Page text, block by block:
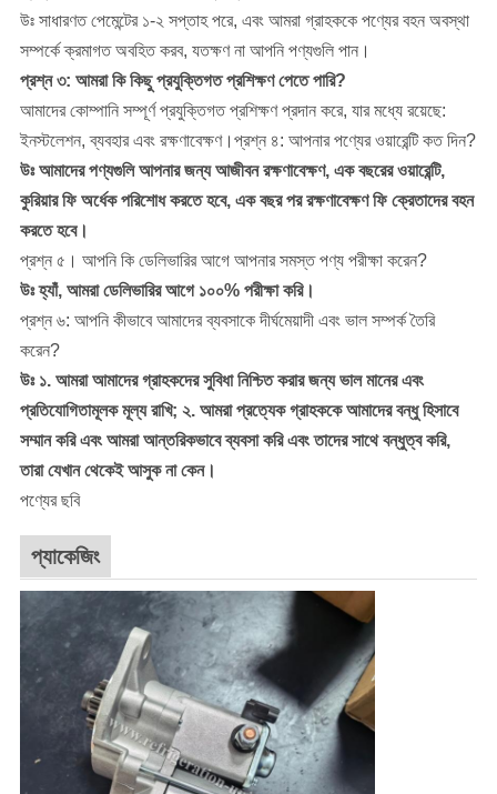
উঃ সাধারণত পেমেন্টের ১-২ সপ্তাহ পরে, এবং আমরা গ্রাহককে পণ্যের বহন অবস্থা
সম্পর্কে ক্রমাগত অবহিত করব, যতক্ষণ না আপনি পণ্যগুলি পান।
প্রশ্ন ৩: আমরা কি কিছু প্রযুক্তিগত প্রশিক্ষণ পেতে পারি?
আমাদের কোম্পানি সম্পূর্ণ প্রযুক্তিগত প্রশিক্ষণ প্রদান করে, যার মধ্যে রয়েছে:
ইনস্টলেশন, ব্যবহার এবং রক্ষণাবেক্ষণ। প্রশ্ন ৪: আপনার পণ্যের ওয়ারেন্টি কত দিন?
উঃ আমাদের পণ্যগুলি আপনার জন্য আজীবন রক্ষণাবেক্ষণ, এক বছরের ওয়ারেন্টি,
কুরিয়ার ফি অর্ধেক পরিশোধ করতে হবে, এক বছর পর রক্ষণাবেক্ষণ ফি ক্রেতাদের বহন
করতে হবে।
প্রশ্ন ৫। আপনি কি ডেলিভারির আগে আপনার সমস্ত পণ্য পরীক্ষা করেন?
উঃ হ্যাঁ, আমরা ডেলিভারির আগে ১০০% পরীক্ষা করি।
প্রশ্ন ৬: আপনি কীভাবে আমাদের ব্যবসাকে দীর্ঘমেয়াদী এবং ভাল সম্পর্ক তৈরি
করেন?
উঃ ১. আমরা আমাদের গ্রাহকদের সুবিধা নিশ্চিত করার জন্য ভাল মানের এবং
প্রতিযোগিতামূলক মূল্য রাখি; ২. আমরা প্রত্যেক গ্রাহককে আমাদের বন্ধু হিসাবে
সম্মান করি এবং আমরা আন্তরিকভাবে ব্যবসা করি এবং তাদের সাথে বন্ধুত্ব করি,
তারা যেখান থেকেই আসুক না কেন।
পণ্যের ছবি
প্যাকেজিং